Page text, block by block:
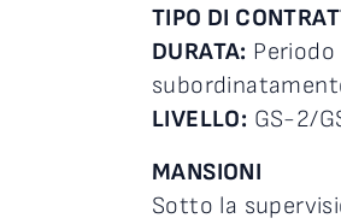
TIPO DI
DURATA:
LIVELLO: GS-2/
MANSIONI
Sotto la